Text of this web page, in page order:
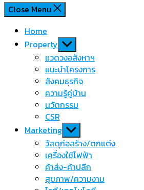
Close Menu
Home
Property Show
sub
menu
แวดวงอสังหาฯ
แนะนำโครงการ
สังคมธุรกิจ
ความรู้คู่บ้าน
นวัตกรรม
CSR
Marketing Show
sub
menu
วัสดุก่อสร้าง/ตกแต่ง
เครื่องใช้ไฟฟ้า
ค้าส่ง-ค้าปลีก
สุขภาพ/ความงาม